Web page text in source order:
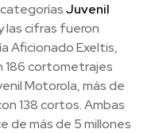
Juvenil
las cifras fueron
Aficionado Exeltis,
186 cortometrajes
Motorola, más de
138 cortos. Ambas
de más de 5 millones